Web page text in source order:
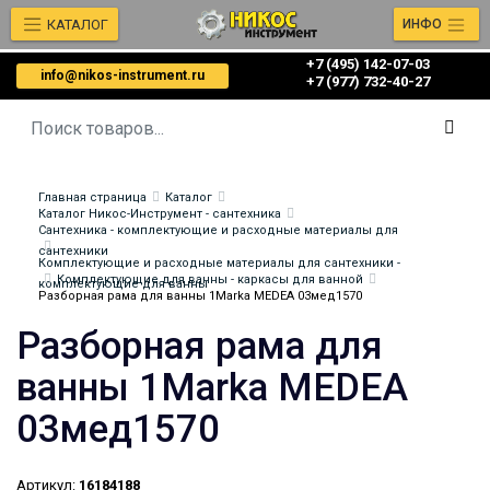
info@nikos-instrument.ru
+7 (495) 142-07-03
‎‎+7 (977) 732-40-27
КАТАЛОГ ИНФО
Главная страница
Каталог
Каталог Никос-Инструмент - сантехника
Сантехника - комплектующие и расходные материалы для
сантехники
Комплектующие и расходные материалы для сантехники -
комплектующие для ванны
Комплектующие для ванны - каркасы для ванной
Разборная рама для ванны 1Marka MEDEA 03мед1570
Разборная рама для
ванны 1Marka MEDEA
03мед1570
Артикул: 16184188